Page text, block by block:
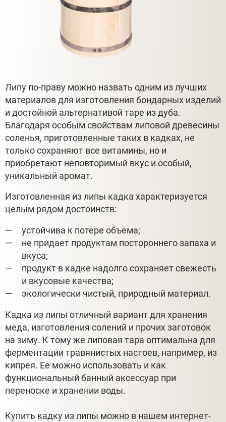
Липу по-праву можно назвать одним из лучших
материалов для изготовления бондарных изделий
и достойной альтернативой таре из дуба.
Благодаря особым свойствам липовой древесины
соленья, приготовленные таких в кадках, не
только сохраняют все витамины, но и
приобретают неповторимый вкус и особый,
уникальный аромат.
Изготовленная из липы кадка характеризуется
целым рядом достоинств:
устойчива к потере объема;
не придает продуктам постороннего запаха и
вкуса;
продукт в кадке надолго сохраняет свежесть
и вкусовые качества;
экологически чистый, природный материал.
Кадка из липы отличный вариант для хранения
меда, изготовления солений и прочих заготовок
на зиму. К тому же липовая тара оптимальна для
ферментации травянистых настоев, например, из
кипрея. Ее можно использовать и как
функциональный банный аксессуар при
переноске и хранении воды.
Купить кадку из липы можно в нашем интернет-